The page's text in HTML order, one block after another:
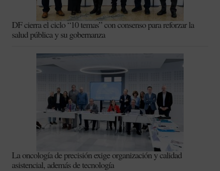
DF cierra el ciclo “10 temas” con consenso para reforzar la
salud pública y su gobernanza
La oncología de precisión exige organización y calidad
asistencial, además de tecnología